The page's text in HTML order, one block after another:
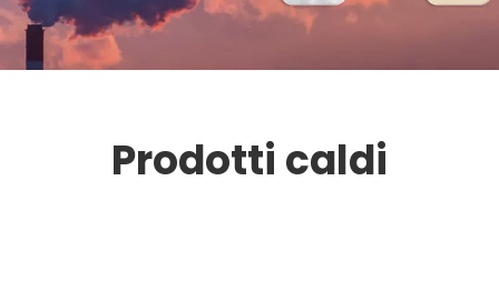
Prodotti caldi